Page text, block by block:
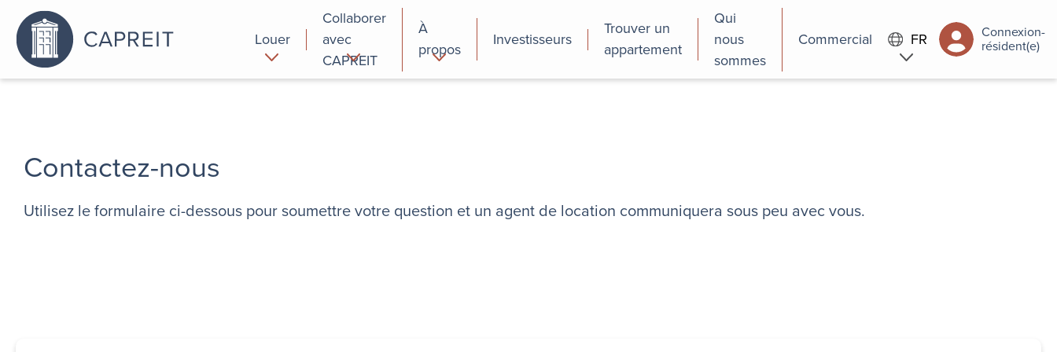
Louer
Collaborer
avec
CAPREIT
À
propos
Investisseurs
Trouver un
appartement
Qui
nous
sommes
Commercial FR Connexion-
résident(e)
Contactez-nous
Utilisez le formulaire ci-dessous pour soumettre votre question et un agent de location communiquera sous peu avec vous.